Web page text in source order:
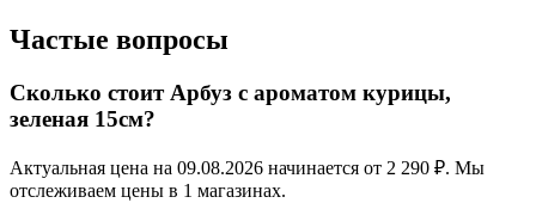
Частые вопросы
Сколько стоит Арбуз с ароматом курицы,
зеленая 15см?
Актуальная цена на 09.08.2026 начинается от 2 290 ₽. Мы
отслеживаем цены в 1 магазинах.